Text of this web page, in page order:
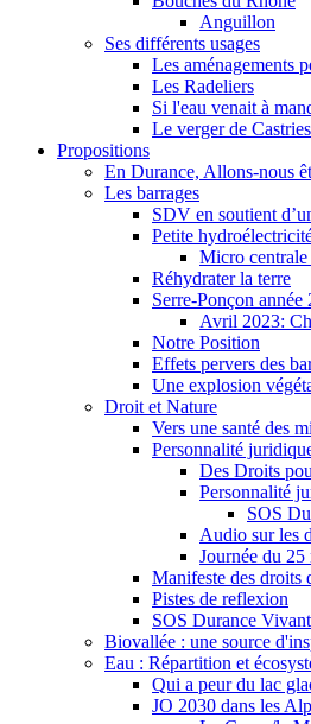
Anguillon
Ses différents usages
Les aménagements
Les Radeliers
Si l'eau venait à
Le verger de Castries
Propositions
En Durance, Allons-nous
Les barrages
SDV en soutient
Petite
Micro
Réhydrater la terre
Serre-Ponçon année
Avril 2023:
Notre Position
Effets pervers des
Une explosion
Droit et Nature
Vers une santé des
Personnalité
Des Droits
Personnalité
SOS
Audio sur les
Journée du
Manifeste des droits
Pistes de reflexion
SOS Durance
Biovallée : une source
Eau : Répartition et
Qui a peur du lac
JO 2030 dans les